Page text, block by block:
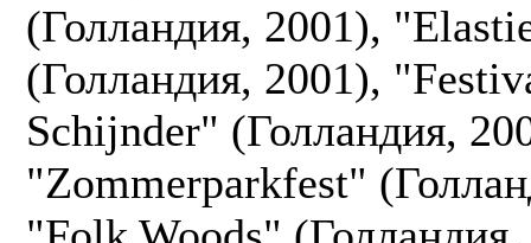
(Голландия, 2001),
(Голландия, 2001),
Schijnder" (Голландия,
"Zommerparkfest"